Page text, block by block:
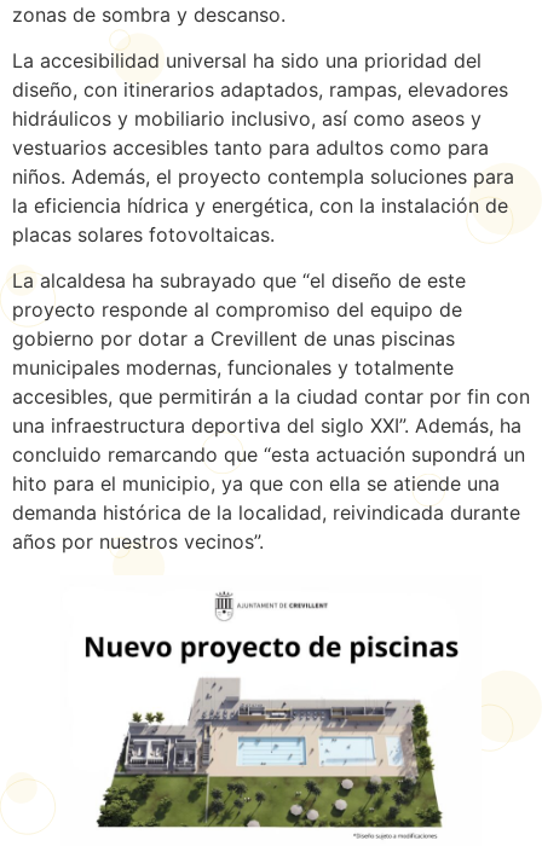
zonas de sombra y descanso.
La accesibilidad universal ha sido una prioridad del
diseño, con itinerarios adaptados, rampas, elevadores
hidráulicos y mobiliario inclusivo, así como aseos y
vestuarios accesibles tanto para adultos como para
niños. Además, el proyecto contempla soluciones para
la eficiencia hídrica y energética, con la instalación de
placas solares fotovoltaicas.
La alcaldesa ha subrayado que “el diseño de este
proyecto responde al compromiso del equipo de
gobierno por dotar a Crevillent de unas piscinas
municipales modernas, funcionales y totalmente
accesibles, que permitirán a la ciudad contar por fin con
una infraestructura deportiva del siglo XXI”. Además, ha
concluido remarcando que “esta actuación supondrá un
hito para el municipio, ya que con ella se atiende una
demanda histórica de la localidad, reivindicada durante
años por nuestros vecinos”.